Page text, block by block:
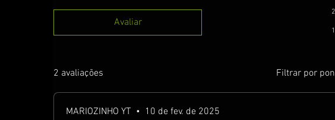
Avaliar
2 avaliações Filtrar por
MARIOZINHO YT • 10 de fev. de 2025